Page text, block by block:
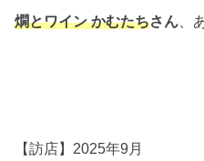
燗とワイン かむたちさん 、
【訪店】2025年9月